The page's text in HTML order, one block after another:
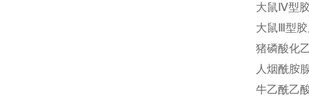
大鼠Ⅳ型
大鼠Ⅲ型
猪磷酸化
人烟酰胺
牛乙酰乙